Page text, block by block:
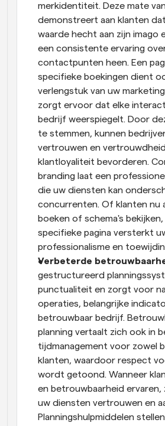
merkidentiteit. Deze mate
demonstreert aan klanten
waarde hecht aan zijn imago
een consistente ervaring
contactpunten heen. Een
specifieke boekingen dient
verlengstuk van uw
zorgt ervoor dat elke
bedrijf weerspiegelt. Door
te stemmen, kunnen
vertrouwen en
klantloyaliteit bevorderen.
branding laat een
die uw diensten kan
concurrenten. Of klanten nu
boeken of schema's
specifieke pagina versterkt
professionalisme en
Verbeterde
gestructureerd
punctualiteit en zorgt voor
operaties, belangrijke
betrouwbaar bedrijf.
planning vertaalt zich ook in
tijdmanagement voor zowel
klanten, waardoor respect
wordt getoond. Wanneer
en betrouwbaarheid ervaren,
uw diensten vertrouwen en
Planningshulpmiddelen